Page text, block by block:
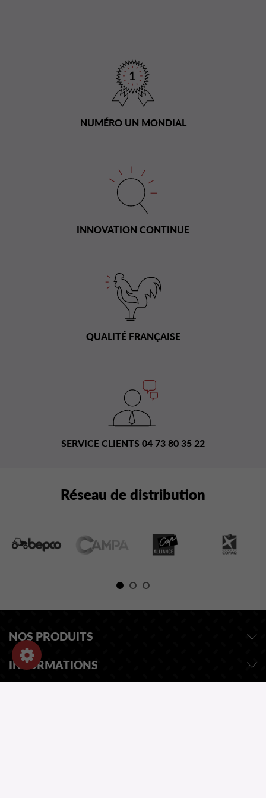
NUMÉRO UN MONDIAL
INNOVATION CONTINUE
QUALITÉ FRANÇAISE
SERVICE CLIENTS 04 73 80 35 22
Réseau de distribution
NOS PRODUITS
INFORMATIONS